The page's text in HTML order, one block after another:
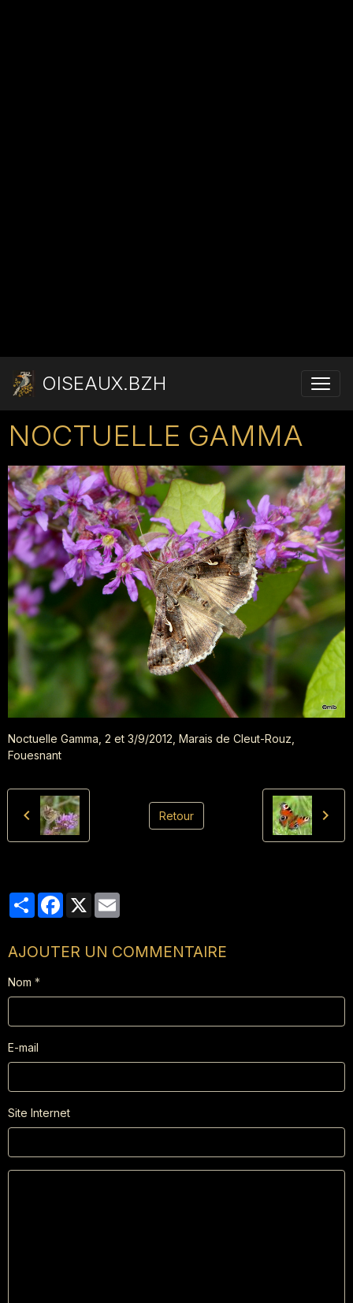
OISEAUX.BZH
NOCTUELLE GAMMA
Noctuelle Gamma, 2 et 3/9/2012, Marais de Cleut-Rouz,
Fouesnant
Retour
PartagerFacebook
X
AJOUTER UN COMMENTAIRE
Nom
E-mail
Site Internet